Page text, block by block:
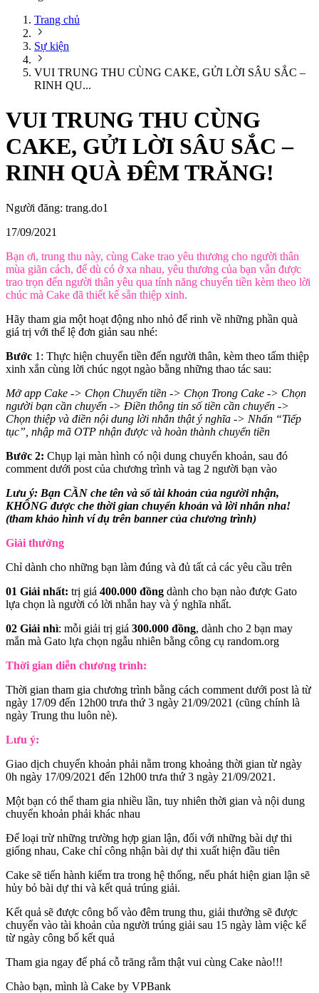
Trang chủ
Sự kiện
VUI TRUNG THU CÙNG CAKE, GỬI LỜI SÂU SẮC –
RINH QU...
VUI TRUNG THU CÙNG
CAKE, GỬI LỜI SÂU SẮC –
RINH QUÀ ĐÊM TRĂNG!️
Người đăng: trang.do1
17/09/2021
Bạn ơi, trung thu này, cùng Cake trao yêu thương cho người thân
mùa giãn cách, để dù có ở xa nhau, yêu thương của bạn vẫn được
trao trọn đến người thân yêu qua tính năng chuyển tiền kèm theo lời
chúc mà Cake đã thiết kế sẵn thiệp xinh.
Hãy tham gia một hoạt động nho nhỏ để rinh về những phần quà
giá trị với thể lệ đơn giản sau nhé:
Bước 1: Thực hiện chuyển tiền đến người thân, kèm theo tấm thiệp
xinh xắn cùng lời chúc ngọt ngào bằng những thao tác sau:
Mở app Cake -> Chọn Chuyển tiền -> Chọn Trong Cake -> Chọn
người bạn cần chuyển -> Điền thông tin số tiền cần chuyển ->
Chọn thiệp và điền nội dung lời nhắn thật ý nghĩa -> Nhấn “Tiếp
tục”, nhập mã OTP nhận được và hoàn thành chuyển tiền
Bước 2: Chụp lại màn hình có nội dung chuyển khoản, sau đó
comment dưới post của chương trình và tag 2 người bạn vào
Lưu ý: Bạn CẦN che tên và số tài khoản của người nhận,
KHÔNG được che thời gian chuyển khoản và lời nhắn nha!
(tham khảo hình ví dụ trên banner của chương trình)
Giải thưởng
Chỉ dành cho những bạn làm đúng và đủ tất cả các yêu cầu trên
01 Giải nhất: trị giá 400.000 đồng dành cho bạn nào được Gato
lựa chọn là người có lời nhắn hay và ý nghĩa nhất.
02 Giải nhì: mỗi giải trị giá 300.000 đồng, dành cho 2 bạn may
mắn mà Gato lựa chọn ngẫu nhiên bằng công cụ random.org
Thời gian diễn chương trình:
Thời gian tham gia chương trình bằng cách comment dưới post là từ
ngày 17/09 đến 12h00 trưa thứ 3 ngày 21/09/2021 (cũng chính là
ngày Trung thu luôn nè).
Lưu ý:
Giao dịch chuyển khoản phải nằm trong khoảng thời gian từ ngày
0h ngày 17/09/2021 đến 12h00 trưa thứ 3 ngày 21/09/2021.
Một bạn có thể tham gia nhiều lần, tuy nhiên thời gian và nội dung
chuyển khoản phải khác nhau
Để loại trừ những trường hợp gian lận, đối với những bài dự thi
giống nhau, Cake chỉ công nhận bài dự thi xuất hiện đầu tiên
Cake sẽ tiến hành kiểm tra trong hệ thống, nếu phát hiện gian lận sẽ
hủy bỏ bài dự thi và kết quả trúng giải.
Kết quả sẽ được công bố vào đêm trung thu, giải thưởng sẽ được
chuyển vào tài khoản của người trúng giải sau 15 ngày làm việc kể
từ ngày công bố kết quả
Tham gia ngay để phá cỗ trăng rằm thật vui cùng Cake nào!!!
Chào bạn, mình là Cake by VPBank